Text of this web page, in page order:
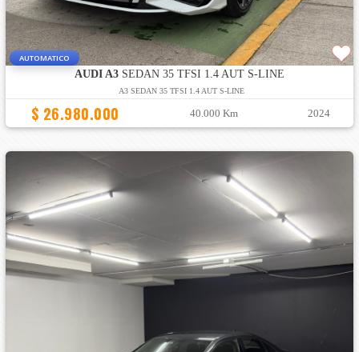
AUTOMATICO
AUDI A3SEDAN 35 TFSI 1.4 AUT S-LINE
A3 SEDAN 35 TFSI 1.4 AUT S-LINE
$ 26.980.000 40.000 Km 2024